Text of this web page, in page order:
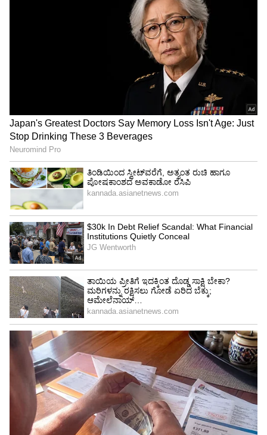
ತೀರ್ಮಾನ ಕೈಗೊಂಡಿತ್ತು. ಈ ವೇಳೆ ಯಾವುದೇ
ವಿದ್ಯಾರ್ಥಿಗಳನ್ನು ಫೇಲ್‌ ಮಾಡುವುದಿಲ್ಲ ಎಮದು ತಿಳಿಸಿತ್ತು.
ಕೋರ್ಟ್‌ಗೂ ಕೂಡ ಸರ್ಕಾರದ ಪರ ವಾದ ಮಂಡಿಸಿದ
ವಕೀಲರು ಕೂಡ ವಿದ್ಯಾರ್ಥಿಗಳನ್ನು ಫೇಲ್‌ ಮಾಡುವುದಿಲ್ಲ.
ವಿದ್ಯಾರ್ಥಿಗಳಿಗೆ ಗುಣಮಟ್ಟದ ಶಿಕ್ಷಣ ಪ್ರಸಾರ ಇದರ
ಉದ್ದೇಶವಾಗಿದೆ. ಜೊತೆಗೆ, ಎಸ್‌ಎಸ್‌ಎಲ್‌ಸಿ ಮತ್ತು ದ್ವಿತೀಯ
ಪಿಯುನಲ್ಲಿ ನಡೆಸುವ ಬೋರ್ಡ್‌ ಪರೀಕ್ಷೆಗೂ ಮೊದಲೇ ಎರಡು
ಹಂತದಲ್ಲಿ ಬೋರ್ಡ್‌ ಪರೀಕ್ಷೆಯ ಅನುಭವವನ್ನು
ವಿದ್ಯಾರ್ಥಿಗಳಿಗೆ ನೀಡಿ ಮಾನಸಿಕವಾಗಿ ಸಿದ್ಧಗೊಳಿಸಲಾಗುತ್ತದೆ.
ಈ ಮೂಲಕ ವಿದ್ಯಾರ್ಥಿಗಳು ಬೋರ್ಡ್‌ ಪರೀಕ್ಷೆಯ
ಭಯವಿಲ್ಲದೆ ಅಭ್ಯಾಸಮಾಡಲು ಹಾಗೂ ಪರೀಕ್ಷೆ ಬರೆಯಲು
ಅನುಕೂಲ ಆಗುತ್ತದೆ.